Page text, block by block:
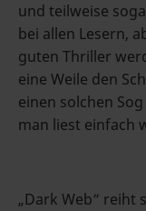
und teilweise
bei allen Lesern,
guten Thriller
eine Weile den
einen solchen
man liest einfach
„Dark Web“ reiht